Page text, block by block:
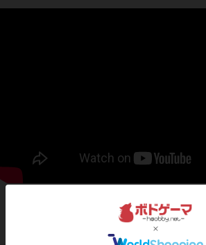
https://www.youtube.com/channel/
WMyOAw YouTubeにて、週3～4配信
&高評価よろしくお願いします！